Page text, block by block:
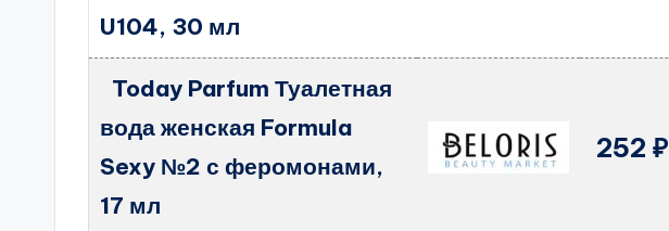
U104, 30 мл
Today Parfum Туалетная
вода женская Formula
Sexy №2 с феромонами,
17 мл
252 ₽